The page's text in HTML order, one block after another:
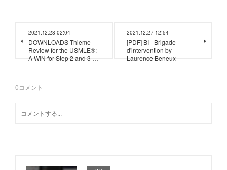
2021.12.28 02:04
DOWNLOADS Thieme
Review for the USMLE®:
A WIN for Step 2 and 3 …
2021.12.27 12:54
[PDF] BI - Brigade
d'intervention by
Laurence Beneux
0コメント